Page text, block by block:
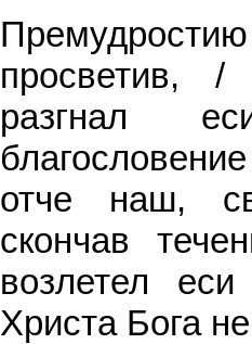
просветив, /
разгнал
отче наш,
скончав
возлетел
Христа Бога